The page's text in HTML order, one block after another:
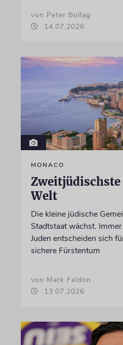
von Peter Bollag
14.07.2026
MONACO
Welt
Die kleine jüdische
Stadtstaat wächst.
Juden entscheiden sich
sichere Fürstentum
von Mark Feldon
13.07.2026